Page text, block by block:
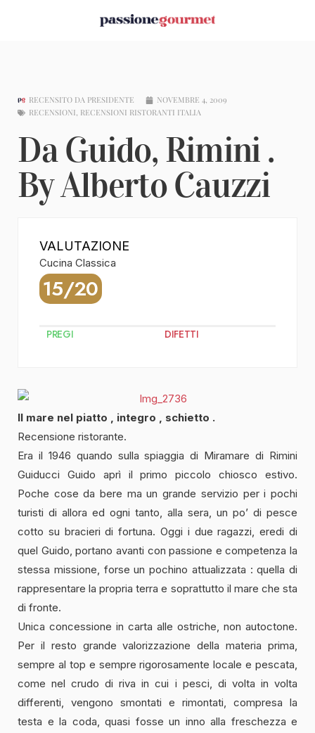
RECENSITO DA PRESIDENTE
NOVEMBRE 4, 2009
RECENSIONI, RECENSIONI RISTORANTI ITALIA
Da Guido, Rimini .
By Alberto Cauzzi
VALUTAZIONE
Cucina Classica
15/20
PREGI DIFETTI
Il mare nel piatto , integro , schietto .
Recensione ristorante.
Era il 1946 quando sulla spiaggia di Miramare di Rimini
Guiducci Guido aprì il primo piccolo chiosco estivo.
Poche cose da bere ma un grande servizio per i pochi
turisti di allora ed ogni tanto, alla sera, un po’ di pesce
cotto su bracieri di fortuna. Oggi i due ragazzi, eredi di
quel Guido, portano avanti con passione e competenza la
stessa missione, forse un pochino attualizzata : quella di
rappresentare la propria terra e soprattutto il mare che sta
di fronte.
Unica concessione in carta alle ostriche, non autoctone.
Per il resto grande valorizzazione della materia prima,
sempre al top e sempre rigorosamente locale e pescata,
come nel crudo di riva in cui i pesci, di volta in volta
differenti, vengono smontati e rimontati, compresa la
testa e la coda, quasi fosse un inno alla freschezza e